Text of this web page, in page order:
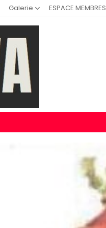
Galerie ESPACE MEMBRES